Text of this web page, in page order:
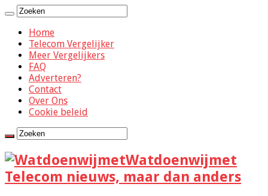
Home
Telecom Vergelijker
Meer Vergelijkers
FAQ
Adverteren?
Contact
Over Ons
Cookie beleid
Watdoenwijmet
Telecom nieuws, maar dan anders